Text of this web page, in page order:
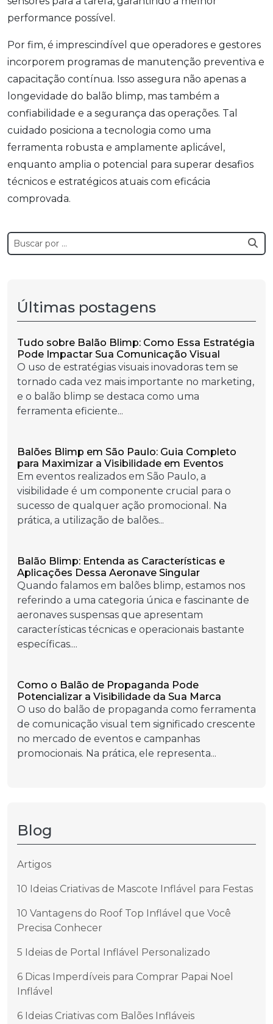
performance possível.
Por fim, é imprescindível que operadores e gestores
incorporem programas de manutenção preventiva e
capacitação contínua. Isso assegura não apenas a
longevidade do balão blimp, mas também a
confiabilidade e a segurança das operações. Tal
cuidado posiciona a tecnologia como uma
ferramenta robusta e amplamente aplicável,
enquanto amplia o potencial para superar desafios
técnicos e estratégicos atuais com eficácia
comprovada.
Últimas postagens
Tudo sobre Balão Blimp: Como Essa Estratégia
Pode Impactar Sua Comunicação Visual
O uso de estratégias visuais inovadoras tem se
tornado cada vez mais importante no marketing,
e o balão blimp se destaca como uma
ferramenta eficiente...
Balões Blimp em São Paulo: Guia Completo
para Maximizar a Visibilidade em Eventos
Em eventos realizados em São Paulo, a
visibilidade é um componente crucial para o
sucesso de qualquer ação promocional. Na
prática, a utilização de balões...
Balão Blimp: Entenda as Características e
Aplicações Dessa Aeronave Singular
Quando falamos em balões blimp, estamos nos
referindo a uma categoria única e fascinante de
aeronaves suspensas que apresentam
características técnicas e operacionais bastante
específicas....
Como o Balão de Propaganda Pode
Potencializar a Visibilidade da Sua Marca
O uso do balão de propaganda como ferramenta
de comunicação visual tem significado crescente
no mercado de eventos e campanhas
promocionais. Na prática, ele representa...
Blog
Artigos
10 Ideias Criativas de Mascote Inflável para Festas
10 Vantagens do Roof Top Inflável que Você
Precisa Conhecer
5 Ideias de Portal Inflável Personalizado
6 Dicas Imperdíveis para Comprar Papai Noel
Inflável
6 Ideias Criativas com Balões Infláveis